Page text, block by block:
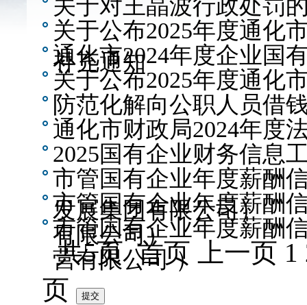
关于对王晶波行政处罚
关于公布2025年度通化
补充通知
通化市2024年度企业国
关于公布2025年度通化
防范化解向公职人员借
通化市财政局2024年度
2025国有企业财务信息
市管国有企业年度薪酬
发展集团有限公司）
市管国有企业年度薪酬
有限公司）
市管国有企业年度薪酬
营有限公司 ）
共5页 首页 上一页 1
页